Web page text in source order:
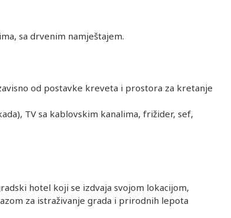
sa drvenim namještajem.
od postavke kreveta i prostora za kretanje
TV sa kablovskim kanalima, frižider, sef,
hotel koji se izdvaja svojom lokacijom,
za istraživanje grada i prirodnih lepota